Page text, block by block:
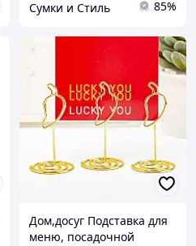
Сумки и Стиль 85%
Дом,досуг Подставка для
меню, посадочной